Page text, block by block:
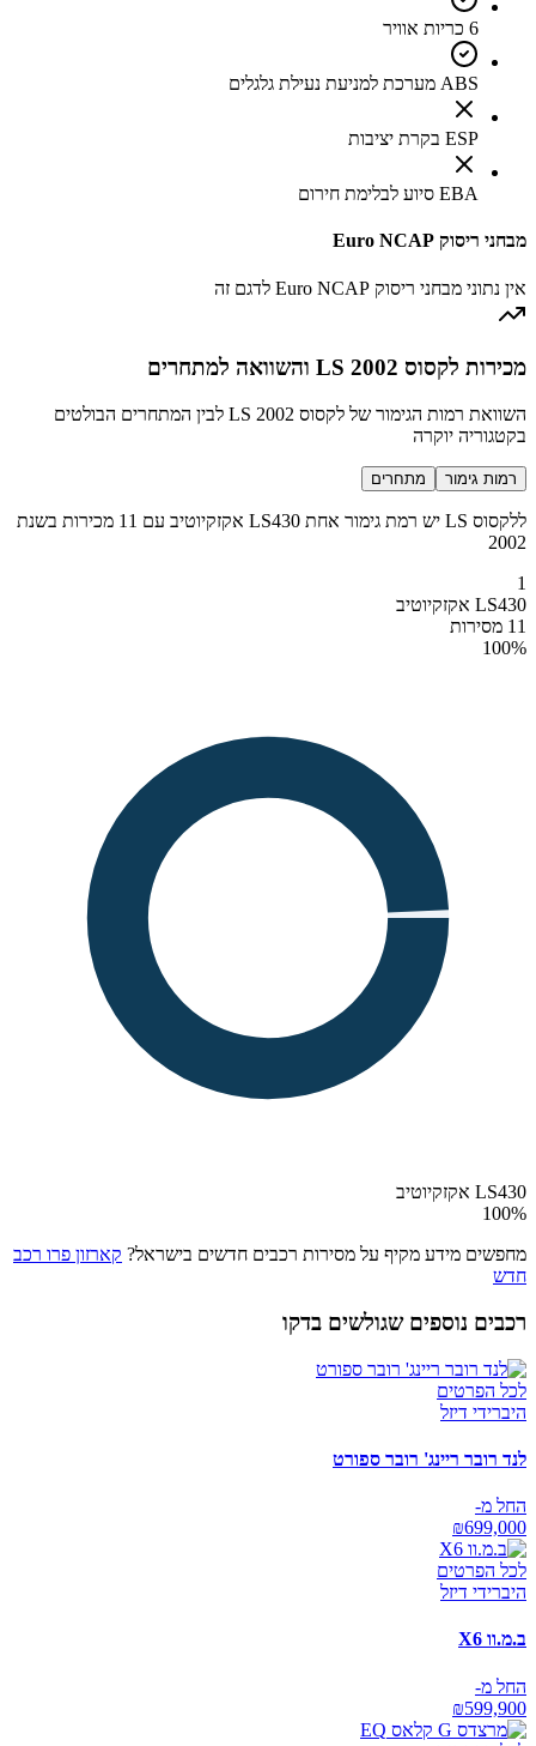
6 כריות אוויר
ABS מערכת למניעת נעילת גלגלים
ESP בקרת יציבות
EBA סיוע לבלימת חירום
מבחני ריסוק Euro NCAP
אין נתוני מבחני ריסוק Euro NCAP לדגם זה
מכירות לקסוס LS 2002 והשוואה למתחרים
השוואת רמות הגימור של לקסוס LS 2002 לבין המתחרים הבולטים
בקטגוריה יוקרה
רמות גימור מתחרים
ללקסוס LS יש רמת גימור אחת LS430 אקזקיוטיב עם 11 מכירות בשנת
2002
1
LS430 אקזקיוטיב
11 מסירות
100%
LS430 אקזקיוטיב
100%
מחפשים מידע מקיף על מסירות רכבים חדשים בישראל? קארזון פרו רכב
חדש
רכבים נוספים שגולשים בדקו
לכל הפרטים
היברידי דיזל
לנד רובר ריינג' רובר ספורט
החל מ-
₪699,000
לכל הפרטים
היברידי דיזל
ב.מ.וו X6
החל מ-
₪599,900